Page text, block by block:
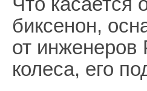
биксенон,
от инженеров
колеса, его